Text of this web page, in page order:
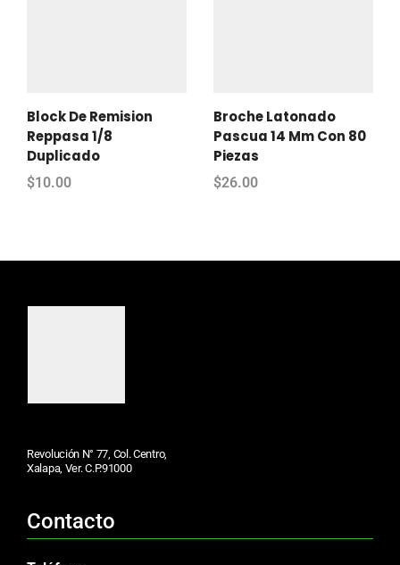
Block De Remision
Reppasa 1/8
Duplicado
$10.00
Broche Latonado
Pascua 14 Mm Con 80
Piezas
$26.00
Revolución N° 77, Col. Centro,
Xalapa, Ver. C.P.91000
Contacto